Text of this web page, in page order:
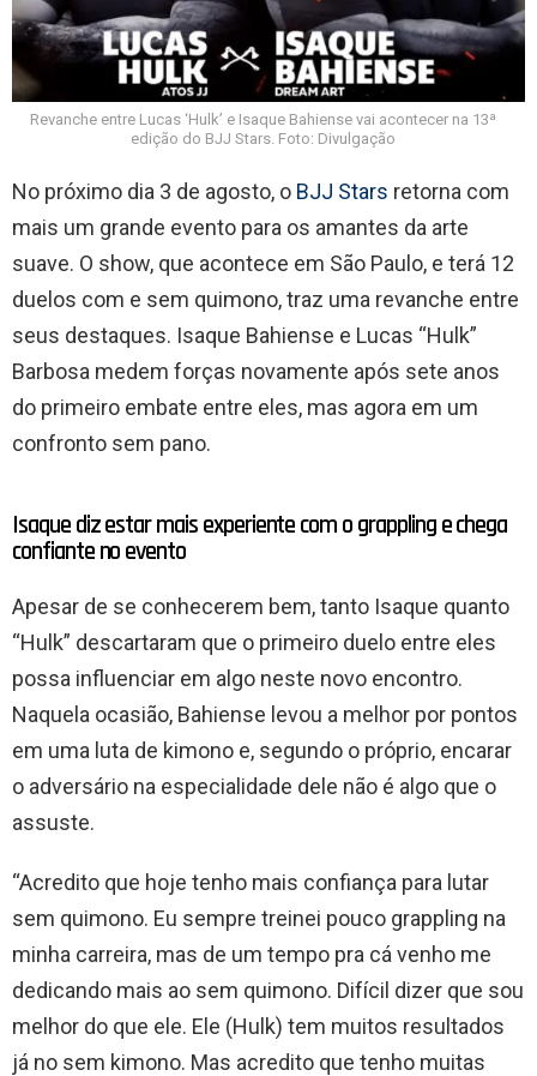
Revanche entre Lucas ‘Hulk’ e Isaque Bahiense vai acontecer na 13ª
edição do BJJ Stars. Foto: Divulgação
No próximo dia 3 de agosto, o BJJ Stars retorna com
mais um grande evento para os amantes da arte
suave. O show, que acontece em São Paulo, e terá 12
duelos com e sem quimono, traz uma revanche entre
seus destaques. Isaque Bahiense e Lucas “Hulk”
Barbosa medem forças novamente após sete anos
do primeiro embate entre eles, mas agora em um
confronto sem pano.
Isaque diz estar mais experiente com o grappling e chega
confiante no evento
Apesar de se conhecerem bem, tanto Isaque quanto
“Hulk” descartaram que o primeiro duelo entre eles
possa influenciar em algo neste novo encontro.
Naquela ocasião, Bahiense levou a melhor por pontos
em uma luta de kimono e, segundo o próprio, encarar
o adversário na especialidade dele não é algo que o
assuste.
“Acredito que hoje tenho mais confiança para lutar
sem quimono. Eu sempre treinei pouco grappling na
minha carreira, mas de um tempo pra cá venho me
dedicando mais ao sem quimono. Difícil dizer que sou
melhor do que ele. Ele (Hulk) tem muitos resultados
já no sem kimono. Mas acredito que tenho muitas